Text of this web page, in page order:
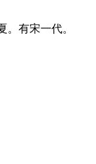
。有宋一代。